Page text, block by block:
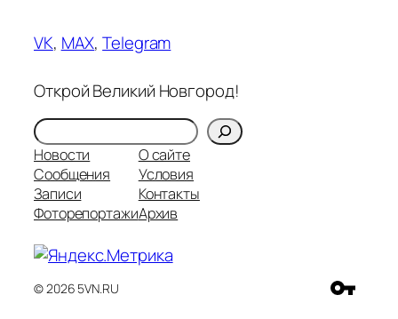
VK, MAX,Telegram
Открой Великий Новгород!
Поиск
Новости
Сообщения
Записи
Фоторепортажи
О сайте
Условия
Контакты
Архив
© 2026 5VN.RU